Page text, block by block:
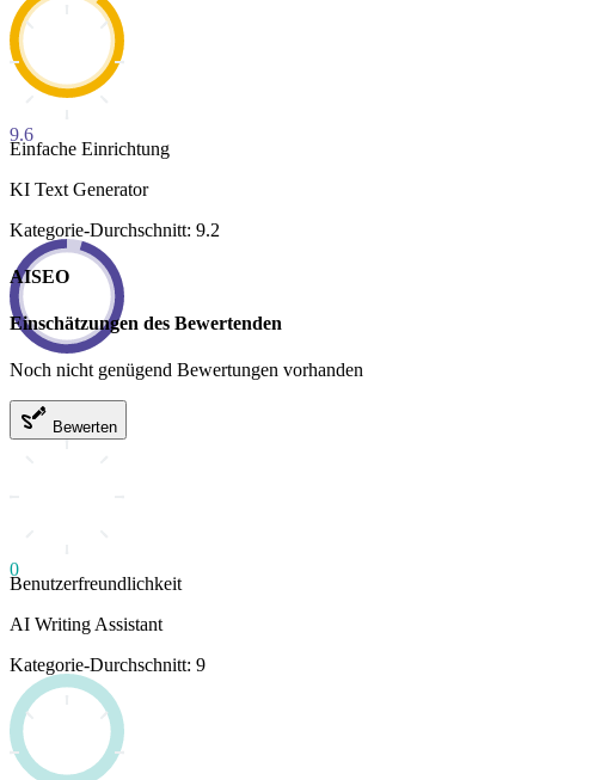
9.6
Einfache Einrichtung
KI Text Generator
Kategorie-Durchschnitt: 9.2
AISEO
Einschätzungen des Bewertenden
Noch nicht genügend Bewertungen vorhanden
Bewerten
0
Benutzerfreundlichkeit
AI Writing Assistant
Kategorie-Durchschnitt: 9